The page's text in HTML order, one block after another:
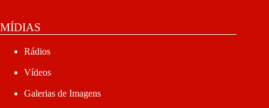
MÍDIAS
Rádios
Vídeos
Galerias de Imagens